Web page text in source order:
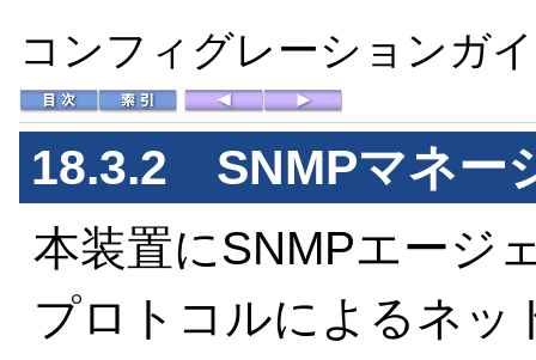
コンフィグレーションガ
18.3.2 SNMPマネー
本装置にSNMPエージ
プロトコルによるネッ